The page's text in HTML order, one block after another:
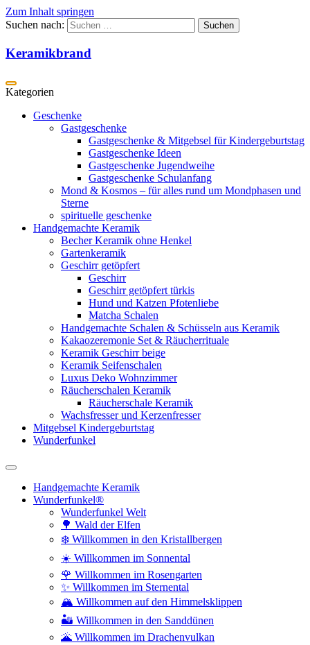
Zum Inhalt springen
Suchen nach:
Keramikbrand
Geschenke
Gastgeschenke
Gastgeschenke & Mitgebsel für Kindergeburtstag
Gastgeschenke Ideen
Gastgeschenke Jugendweihe
Gastgeschenke Schulanfang
Mond & Kosmos – für alles rund um Mondphasen und
Sterne
spirituelle geschenke
Handgemachte Keramik
Becher Keramik ohne Henkel
Gartenkeramik
Geschirr getöpfert
Geschirr
Geschirr getöpfert türkis
Hund und Katzen Pfotenliebe
Matcha Schalen
Handgemachte Schalen & Schüsseln aus Keramik
Kakaozeremonie Set & Räucherrituale
Keramik Geschirr beige
Keramik Seifenschalen
Luxus Deko Wohnzimmer
Räucherschalen Keramik
Räucherschale Keramik
Wachsfresser und Kerzenfresser
Mitgebsel Kindergeburtstag
Wunderfunkel
Handgemachte Keramik
Wunderfunkel®
Wunderfunkel Welt
🌳 Wald der Elfen
❄️ Willkommen in den Kristallbergen
☀️ Willkommen im Sonnental
🌹 Willkommen im Rosengarten
✨ Willkommen im Sternental
🏔️ Willkommen auf den Himmelsklippen
🏜️ Willkommen in den Sanddünen
🌋 Willkommen im Drachenvulkan